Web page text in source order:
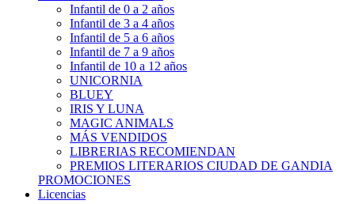
Infantil de 0 a 2 años
Infantil de 3 a 4 años
Infantil de 5 a 6 años
Infantil de 7 a 9 años
Infantil de 10 a 12 años
UNICORNIA
BLUEY
IRIS Y LUNA
MAGIC ANIMALS
MÁS VENDIDOS
LIBRERIAS RECOMIENDAN
PREMIOS LITERARIOS CIUDAD DE GANDIA
PROMOCIONES
Licencias